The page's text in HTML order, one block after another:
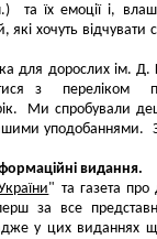
та їх емоції і,
хочуть відчувати
для дорослих ім. Д.
з переліком
Ми спробували
уподобаннями.
видання.
" та газета
за все
у цих виданнях